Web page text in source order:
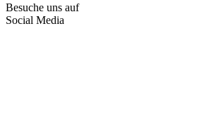
Besuche uns auf
Social Media